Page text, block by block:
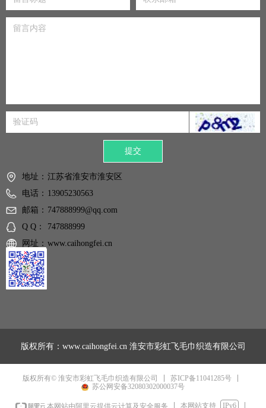
提交
地址： 江苏省淮安市淮安区
电话： 13905230563
邮箱： 747888999@qq.com
Q Q：
747888999
网址： www.caihongfei.cn
版权所有：www.caihongfei.cn 淮安市彩虹飞毛巾织造有限公司
版权所有© 淮安市彩虹飞毛巾织造有限公司
苏ICP备11041285号
苏公网安备32080302000037号
本网站由阿里云提供云计算及安全服务 本网站支持 IPv6